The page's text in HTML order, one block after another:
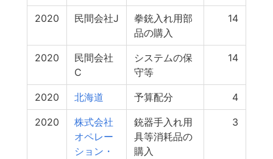
2020 民間会社J
拳銃入れ用部
品の購入
14
2020
民間会社
C
システムの保
守等
14
2020 北海道 予算配分 4
2020
株式会社
オペレー
ション・
銃器手入れ用
具等消耗品の
購入
3